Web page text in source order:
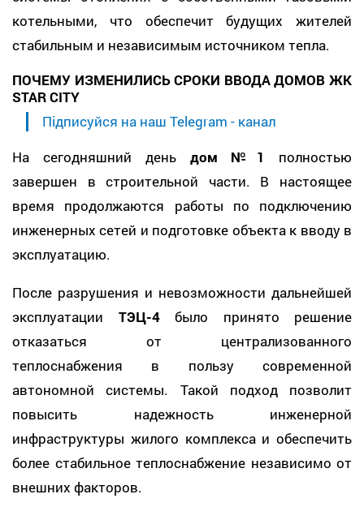
котельными, что обеспечит будущих жителей
стабильным и независимым источником тепла.
ПОЧЕМУ ИЗМЕНИЛИСЬ СРОКИ ВВОДА ДОМОВ ЖК
STAR CITY
Підписуйся на наш Telegram - канал
На сегодняшний день дом №1
полностью
завершен в строительной части. В настоящее
время продолжаются работы по подключению
инженерных сетей и подготовке объекта к вводу в
эксплуатацию.
После разрушения и невозможности дальнейшей
эксплуатации ТЭЦ-4было принято решение
отказаться от централизованного
теплоснабжения в пользу современной
автономной системы. Такой подход позволит
повысить надежность инженерной
инфраструктуры жилого комплекса и обеспечить
более стабильное теплоснабжение независимо от
внешних факторов.